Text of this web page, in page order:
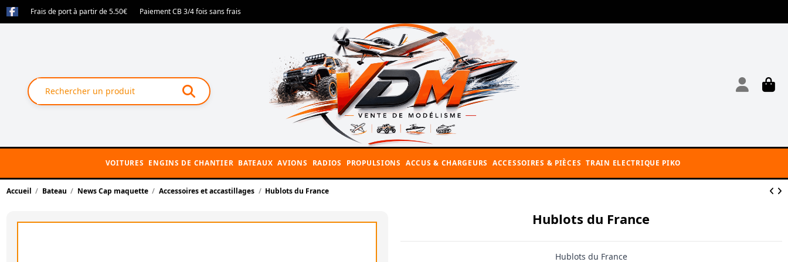
Frais de port à partir de 5.50€ Paiement CB 3/4 fois sans frais
VOITURES ENGINS DE CHANTIER BATEAUX AVIONS RADIOS PROPULSIONS ACCUS & CHARGEURS ACCESSOIRES & PIÈCES TRAIN ELECTRIQUE PIKO
Accueil Bateau News Cap maquette Accessoires et accastillages Hublots du France
Hublots du France
Hublots du France